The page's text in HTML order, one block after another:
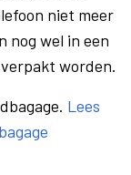
niet meer
nog wel in een
worden.
Lees